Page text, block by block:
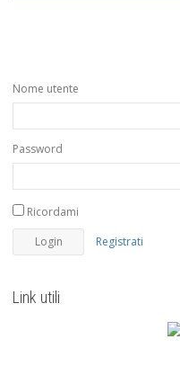
Nome utente
Password
Ricordami
Registrati
Link utili